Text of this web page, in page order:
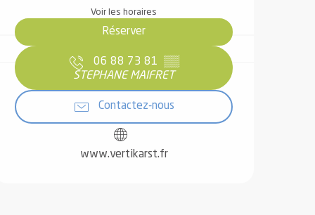
Voir les horaires
Réserver
06 88 73 81 ▒▒
STEPHANE MAIFRET
Contactez-nous
www.vertikarst.fr